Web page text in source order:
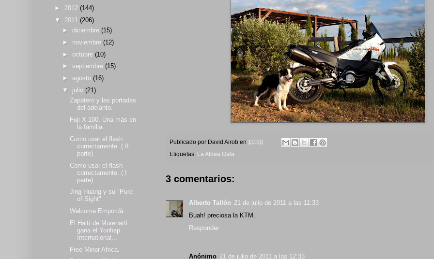
Publicado por David Airob en 10:50
Etiquetas:
La Aldea Gala
3 comentarios:
Alberto Tallón 21 de julio de 2011 a las 11:33
Buah! preciosa la KTM.
Responder
Anónimo 21 de julio de 2011 a las 12:33
► 2012 (144)
▼ 2011 (206)
► diciembre (15)
► noviembre (12)
► octubre (10)
► septiembre (15)
► agosto (16)
▼ julio (21)
Zapatero y las portadas
del adelanto.
Fuji X-100. Una más en
la familia.
Como usar el flash
correctamente. ( II
parte)
Como usar el flash
correctamente. ( I
parte)
Jing Huang y su "Pure
of Sight".
Welcome Empordà.
El Haití de Morenatti
gana el Yonhap
International...
Free Minor Africa.